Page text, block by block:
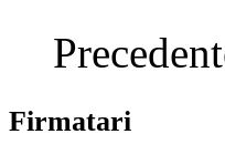
Firmatari